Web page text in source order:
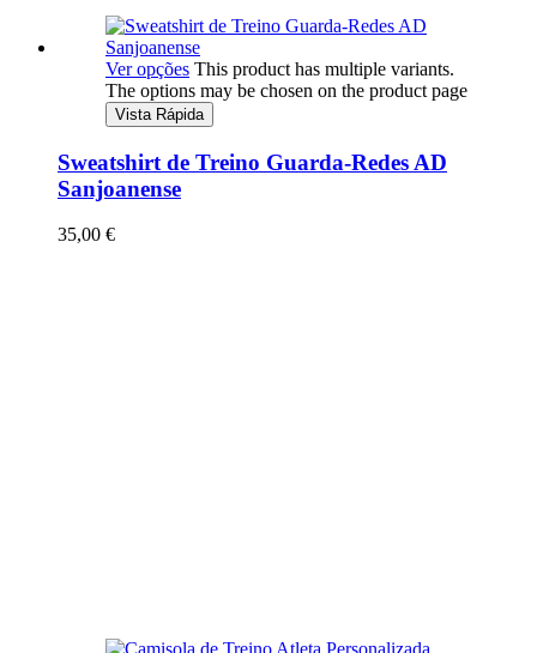
Ver opções This product has multiple variants.
The options may be chosen on the product page
Vista Rápida
Sweatshirt de Treino Guarda-Redes AD
Sanjoanense
35,00 €